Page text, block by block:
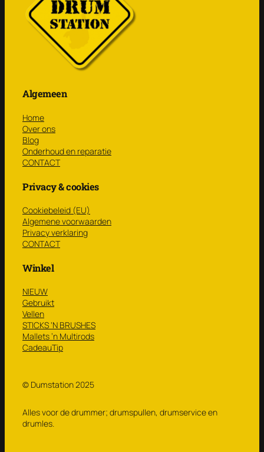
Algemeen
Home
Over ons
Blog
Onderhoud en reparatie
CONTACT
Privacy & cookies
Cookiebeleid (EU)
Algemene voorwaarden
Privacy verklaring
CONTACT
Winkel
NIEUW
Gebruikt
Vellen
STICKS ‘N BRUSHES
Mallets ’n Multirods
CadeauTip
© Dumstation 2025
Alles voor de drummer; drumspullen, drumservice en
drumles.